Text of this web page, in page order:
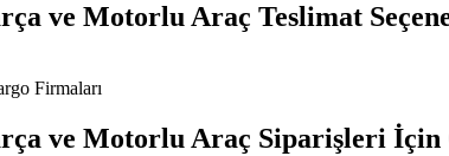
ve Motorlu Araç Teslimat
Firmaları
ve Motorlu Araç Siparişleri